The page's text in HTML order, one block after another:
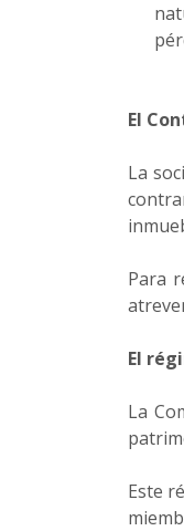
El
La
Para
El
La
Este